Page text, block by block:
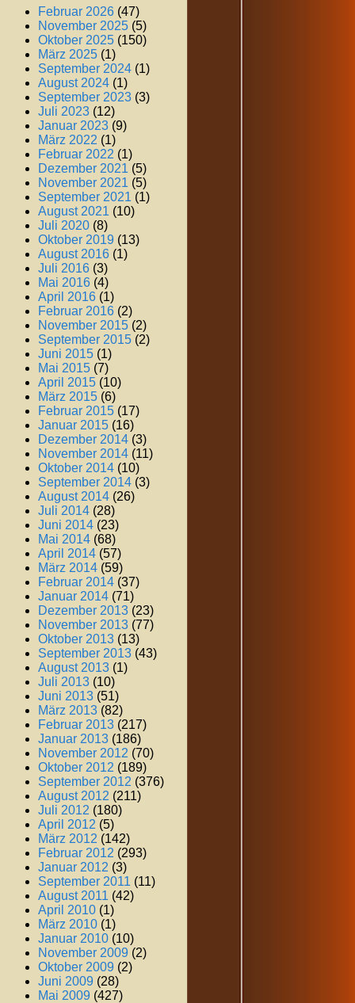
Februar 2026 (47)
November 2025 (5)
Oktober 2025 (150)
März 2025 (1)
September 2024 (1)
August 2024 (1)
September 2023 (3)
Juli 2023 (12)
Januar 2023 (9)
März 2022 (1)
Februar 2022 (1)
Dezember 2021 (5)
November 2021 (5)
September 2021 (1)
August 2021 (10)
Juli 2020 (8)
Oktober 2019 (13)
August 2016 (1)
Juli 2016 (3)
Mai 2016 (4)
April 2016 (1)
Februar 2016 (2)
November 2015 (2)
September 2015 (2)
Juni 2015 (1)
Mai 2015 (7)
April 2015 (10)
März 2015 (6)
Februar 2015 (17)
Januar 2015 (16)
Dezember 2014 (3)
November 2014 (11)
Oktober 2014 (10)
September 2014 (3)
August 2014 (26)
Juli 2014 (28)
Juni 2014 (23)
Mai 2014 (68)
April 2014 (57)
März 2014 (59)
Februar 2014 (37)
Januar 2014 (71)
Dezember 2013 (23)
November 2013 (77)
Oktober 2013 (13)
September 2013 (43)
August 2013 (1)
Juli 2013 (10)
Juni 2013 (51)
März 2013 (82)
Februar 2013 (217)
Januar 2013 (186)
November 2012 (70)
Oktober 2012 (189)
September 2012 (376)
August 2012 (211)
Juli 2012 (180)
April 2012 (5)
März 2012 (142)
Februar 2012 (293)
Januar 2012 (3)
September 2011 (11)
August 2011 (42)
April 2010 (1)
März 2010 (1)
Januar 2010 (10)
November 2009 (2)
Oktober 2009 (2)
Juni 2009 (28)
Mai 2009 (427)